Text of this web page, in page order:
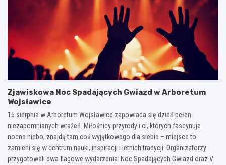
Zjawiskowa Noc Spadających Gwiazd w Arboretum
Wojsławice
15 sierpnia w Arboretum Wojsławice zapowiada się dzień pełen
niezapomnianych wrażeń. Miłośnicy przyrody i ci, których fascynuje
nocne niebo, znajdą tam coś wyjątkowego dla siebie – miejsce to
zamieni się w centrum nauki, inspiracji i letnich tradycji. Organizatorzy
przygotowali dwa flagowe wydarzenia: Noc Spadających Gwiazd oraz V